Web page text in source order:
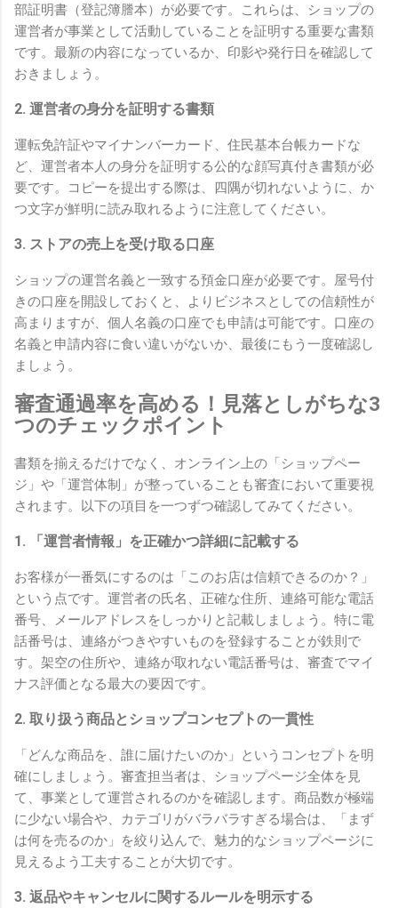
部証明書（登記簿謄本）が必要です。これらは、ショップの
運営者が事業として活動していることを証明する重要な書類
です。最新の内容になっているか、印影や発行日を確認して
おきましょう。
2. 運営者の身分を証明する書類
運転免許証やマイナンバーカード、住民基本台帳カードな
ど、運営者本人の身分を証明する公的な顔写真付き書類が必
要です。コピーを提出する際は、四隅が切れないように、か
つ文字が鮮明に読み取れるように注意してください。
3. ストアの売上を受け取る口座
ショップの運営名義と一致する預金口座が必要です。屋号付
きの口座を開設しておくと、よりビジネスとしての信頼性が
高まりますが、個人名義の口座でも申請は可能です。口座の
名義と申請内容に食い違いがないか、最後にもう一度確認し
ましょう。
審査通過率を高める！見落としがちな3
つのチェックポイント
書類を揃えるだけでなく、オンライン上の「ショップペー
ジ」や「運営体制」が整っていることも審査において重要視
されます。以下の項目を一つずつ確認してみてください。
1. 「運営者情報」を正確かつ詳細に記載する
お客様が一番気にするのは「このお店は信頼できるのか？」
という点です。運営者の氏名、正確な住所、連絡可能な電話
番号、メールアドレスをしっかりと記載しましょう。特に電
話番号は、連絡がつきやすいものを登録することが鉄則で
す。架空の住所や、連絡が取れない電話番号は、審査でマイ
ナス評価となる最大の要因です。
2. 取り扱う商品とショップコンセプトの一貫性
「どんな商品を、誰に届けたいのか」というコンセプトを明
確にしましょう。審査担当者は、ショップページ全体を見
て、事業として運営されるのかを確認します。商品数が極端
に少ない場合や、カテゴリがバラバラすぎる場合は、「まず
は何を売るのか」を絞り込んで、魅力的なショップページに
見えるよう工夫することが大切です。
3. 返品やキャンセルに関するルールを明示する